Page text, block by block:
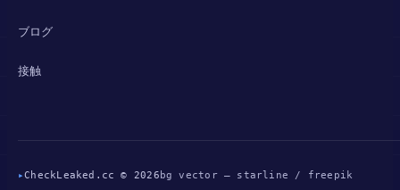
ブログ
接触
▸CheckLeaked.cc © 2026 bg vector — starline / freepik